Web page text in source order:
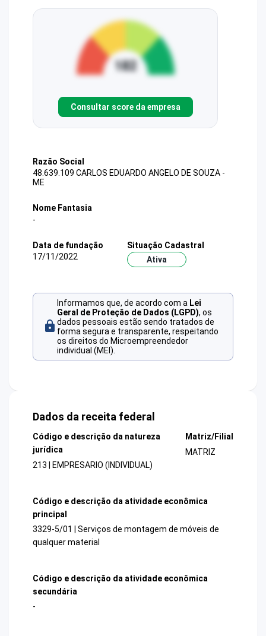
Consultar score da empresa
Razão Social
48.639.109 CARLOS EDUARDO ANGELO DE SOUZA -
ME
Nome Fantasia
-
Data de fundação
17/11/2022
Situação Cadastral
Ativa
Informamos que, de acordo com a Lei
Geral de Proteção de Dados (LGPD), os
dados pessoais estão sendo tratados de
forma segura e transparente, respeitando
os direitos do Microempreendedor
individual (MEI).
Dados da receita federal
Código e descrição da natureza
jurídica
213 | EMPRESARIO (INDIVIDUAL)
Matriz/Filial
MATRIZ
Código e descrição da atividade econômica
principal
3329-5/01 | Serviços de montagem de móveis de
qualquer material
Código e descrição da atividade econômica
secundária
-